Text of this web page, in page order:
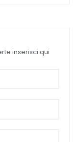
inserisci qui